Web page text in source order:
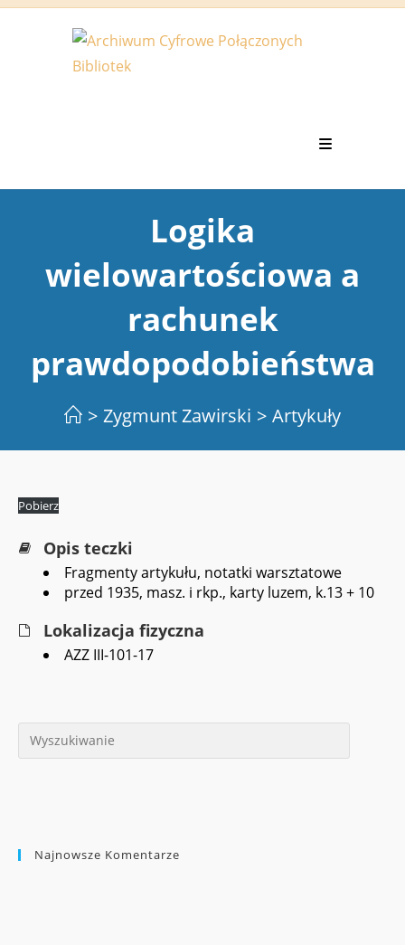
Koniec
Logika
wielowartościowa a
rachunek
prawdopodobieństwa
> Zygmunt Zawirski > Artykuły
Pobierz
Opis teczki
Fragmenty artykułu, notatki warsztatowe
przed 1935, masz. i rkp., karty luzem, k.13 + 10
Lokalizacja fizyczna
AZZ III-101-17
Najnowsze Komentarze